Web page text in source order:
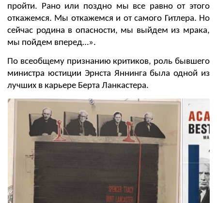
пройти. Рано или поздно мы все равно от этого
откажемся. Мы откажемся и от самого Гитлера. Но
сейчас родина в опасности, мы выйдем из мрака,
мы пойдем вперед…».
По всеобщему признанию критиков, роль бывшего
министра юстиции Эрнста Яннинга была одной из
лучших в карьере Берта Ланкастера.